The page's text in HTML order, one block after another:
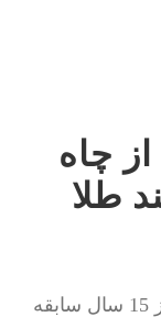
چاه
طلا
گروه فنی آذین گستر آچاگ ، با بیش از 15 سال سابقه